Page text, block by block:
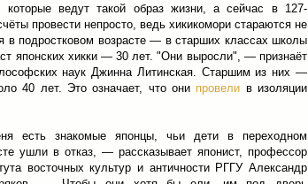
ведут такой образ жизни, а сейчас в 127-
провести непросто, ведь хикикомори стараются не
в подростковом возрасте — в старших классах школы
японских хикки — 30 лет. "Они выросли", — признаёт
наук Джинна Литинская. Старшим из них —
40 лет. Это означает, что они провели в изоляции
есть знакомые японцы, чьи дети в переходном
ушли в отказ, — рассказывает японист, профессор
восточных культур и античности РГГУ Александр